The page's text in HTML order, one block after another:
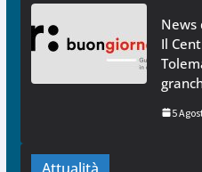
News
Il
5